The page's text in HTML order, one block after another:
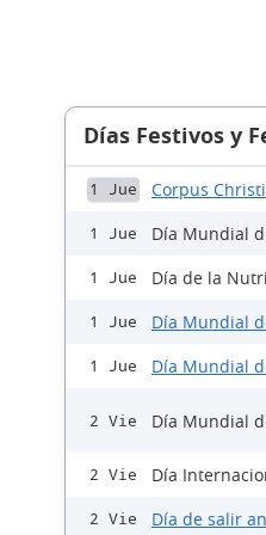
Días Festivos y
1 Jue Corpus Christi
1 Jue Día Mundial
1 Jue Día de la
1 Jue Día Mundial
1 Jue Día Mundial
2 Vie Día Mundial
2 Vie Día
2 Vie Día de salir